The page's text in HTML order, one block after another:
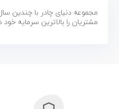
مجموعه دنیای چادر با چندین
مشتریان را بالاترین سرمایه